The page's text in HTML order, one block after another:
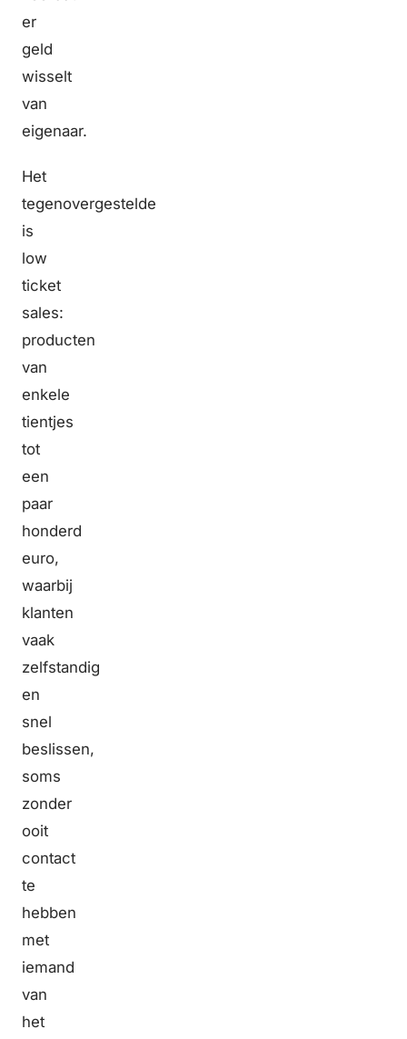
er
geld
wisselt
van
eigenaar.
Het
tegenovergestelde
is
low
ticket
sales:
producten
van
enkele
tientjes
tot
een
paar
honderd
euro,
waarbij
klanten
vaak
zelfstandig
en
snel
beslissen,
soms
zonder
ooit
contact
te
hebben
met
iemand
van
het